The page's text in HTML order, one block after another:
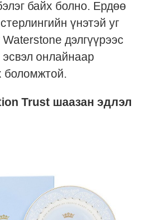
байх болно. Ердөө
үнэтэй уг
дэлгүүрээс
онлайнаар
боломжтой.
Trust шаазан эдлэл